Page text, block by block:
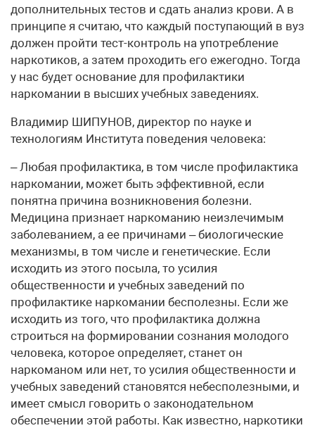
дополнительных тестов и сдать анализ крови. А в
принципе я считаю, что каждый поступающий в вуз
должен пройти тест-контроль на употребление
наркотиков, а затем проходить его ежегодно. Тогда
у нас будет основание для профилактики
наркомании в высших учебных заведениях.
Владимир ШИПУНОВ, директор по науке и
технологиям Института поведения человека:
– Любая профилактика, в том числе профилактика
наркомании, может быть эффективной, если
понятна причина возникновения болезни.
Медицина признает наркоманию неизлечимым
заболеванием, а ее причинами – биологические
механизмы, в том числе и генетические. Если
исходить из этого посыла, то усилия
общественности и учебных заведений по
профилактике наркомании бесполезны. Если же
исходить из того, что профилактика должна
строиться на формировании сознания молодого
человека, которое определяет, станет он
наркоманом или нет, то усилия общественности и
учебных заведений становятся небесполезными, и
имеет смысл говорить о законодательном
обеспечении этой работы. Как известно, наркотики